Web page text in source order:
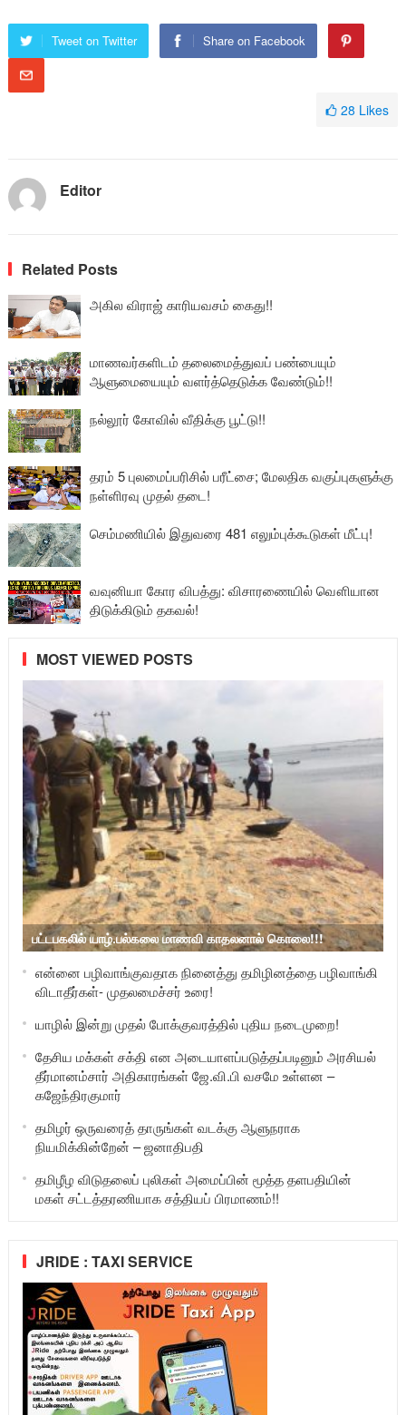
Tweet on Twitter Share on Facebook
28 Likes
Editor
Related Posts
அகில விராஜ் காரியவசம் கைது!!
மாணவர்களிடம் தலைமைத்துவப் பண்பையும்
ஆளுமையையும் வளர்த்தெடுக்க வேண்டும்!!
நல்லூர் கோவில் வீதிக்கு பூட்டு!!
தரம் 5 புலமைப்பரிசில் பரீட்சை; மேலதிக வகுப்புகளுக்கு
நள்ளிரவு முதல் தடை!
செம்மணியில் இதுவரை 481 எலும்புக்கூடுகள் மீட்பு!
வவுனியா கோர விபத்து: விசாரணையில் வௌியான
திடுக்கிடும் தகவல்!
MOST VIEWED POSTS
பட்டபகலில் யாழ்.பல்கலை மாணவி காதலனால் கொலை!!!
என்னை பழிவாங்குவதாக நினைத்து தமிழினத்தை பழிவாங்கி
விடாதீர்கள்- முதலமைச்சர் உரை!
யாழில் இன்று முதல் போக்குவரத்தில் புதிய நடைமுறை!
தேசிய மக்கள் சக்தி என அடையாளப்படுத்தப்படினும் அரசியல்
தீர்மானம்சார் அதிகாரங்கள் ஜே.வி.பி வசமே உள்ளன –
கஜேந்திரகுமார்
தமிழர் ஒருவரைத் தாருங்கள் வடக்கு ஆளுநராக
நியமிக்கின்றேன் – ஜனாதிபதி
தமிழீழ விடுதலைப் புலிகள் அமைப்பின் மூத்த தளபதியின்
மகள் சட்டத்தரணியாக சத்தியப் பிரமாணம்!!
JRIDE : TAXI SERVICE